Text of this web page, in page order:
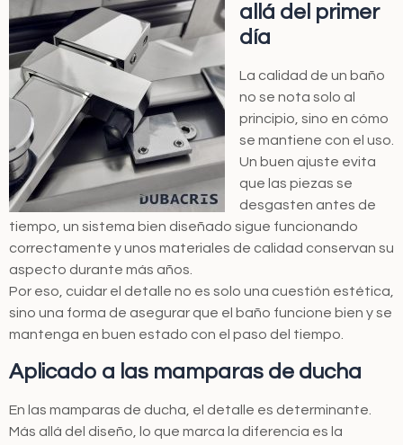
allá del primer
día
La calidad de un baño
no se nota solo al
principio, sino en cómo
se mantiene con el uso.
Un buen ajuste evita
que las piezas se
desgasten antes de
tiempo, un sistema bien diseñado sigue funcionando
correctamente y unos materiales de calidad conservan su
aspecto durante más años.
Por eso, cuidar el detalle no es solo una cuestión estética,
sino una forma de asegurar que el baño funcione bien y se
mantenga en buen estado con el paso del tiempo.
Aplicado a las mamparas de ducha
En las mamparas de ducha, el detalle es determinante.
Más allá del diseño, lo que marca la diferencia es la